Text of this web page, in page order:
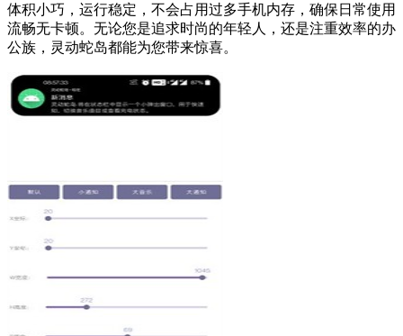
体积小巧，运行稳定，不会占用过多手机内存，确保日常使用
流畅无卡顿。无论您是追求时尚的年轻人，还是注重效率的办
公族，灵动蛇岛都能为您带来惊喜。